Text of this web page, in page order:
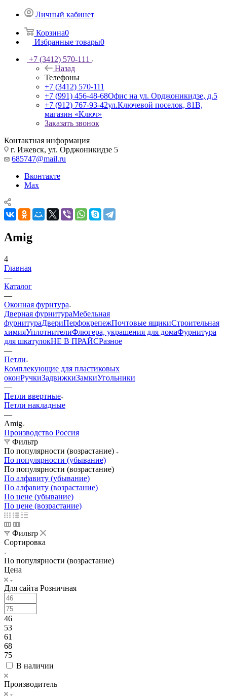
Личный кабинет
Корзина0
Избранные товары0
+7 (3412) 570-111
Назад
Телефоны
+7 (3412) 570-111
+7 (991) 456-48-68Офис на ул. Орджоникидзе, д.5
+7 (912) 767-93-42ул.Ключевой поселок, 81В,
магазин «Ключ»
Заказать звонок
Контактная информация
г. Ижевск, ул. Орджоникидзе 5
685747@mail.ru
Вконтакте
Max
Amig
4
Главная
—
Каталог
—
Оконная фурнтура
Дверная фурнитураМебельная
фурнитураДвериПерфокрепежПочтовые ящикиСтроительная
химияУплотнителиФлюгера, украшения для домаФурнитура
для шкатулокНЕ В ПРАЙСРазное
—
Петли
Комплекующие для пластиковых
оконРучкиЗадвижкиЗамкиУгольники
—
Петли ввертные
Петли накладные
—
Amig
Производство Россия
Фильтр
По популярности (возрастание)
По популярности (убывание)
По популярности (возрастание)
По алфавиту (убывание)
По алфавиту (возрастание)
По цене (убывание)
По цене (возрастание)
Фильтр
Сортировка
По популярности (возрастание)
Цена
Для сайта Розничная
46
53
61
68
75
В наличии
Производитель